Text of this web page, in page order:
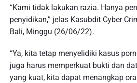
“Kami tidak lakukan razia. Hanya
penyidikan,” jelas Kasubdit Cyber
Bali, Minggu (26/06/22).
“Ya, kita tetap menyelidiki kasus
juga harus memperkuat bukti dan
yang kuat, kita dapat menangkap